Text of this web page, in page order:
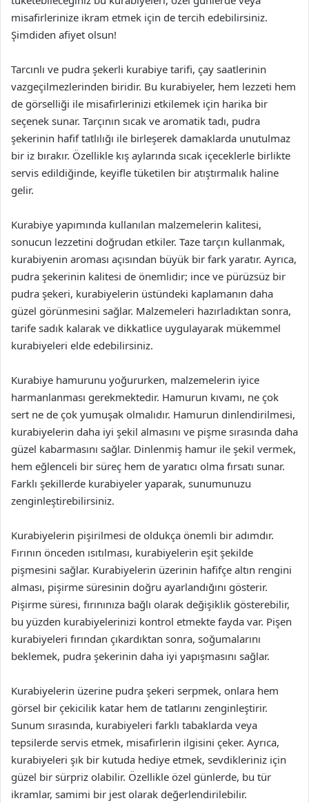
misafirlerinize ikram etmek için de tercih edebilirsiniz.
Şimdiden afiyet olsun!
Tarcınlı ve pudra şekerli kurabiye tarifi, çay saatlerinin
vazgeçilmezlerinden biridir. Bu kurabiyeler, hem lezzeti hem
de görselliği ile misafirlerinizi etkilemek için harika bir
seçenek sunar. Tarçının sıcak ve aromatik tadı, pudra
şekerinin hafif tatlılığı ile birleşerek damaklarda unutulmaz
bir iz bırakır. Özellikle kış aylarında sıcak içeceklerle birlikte
servis edildiğinde, keyifle tüketilen bir atıştırmalık haline
gelir.
Kurabiye yapımında kullanılan malzemelerin kalitesi,
sonucun lezzetini doğrudan etkiler. Taze tarçın kullanmak,
kurabiyenin aroması açısından büyük bir fark yaratır. Ayrıca,
pudra şekerinin kalitesi de önemlidir; ince ve pürüzsüz bir
pudra şekeri, kurabiyelerin üstündeki kaplamanın daha
güzel görünmesini sağlar. Malzemeleri hazırladıktan sonra,
tarife sadık kalarak ve dikkatlice uygulayarak mükemmel
kurabiyeleri elde edebilirsiniz.
Kurabiye hamurunu yoğururken, malzemelerin iyice
harmanlanması gerekmektedir. Hamurun kıvamı, ne çok
sert ne de çok yumuşak olmalıdır. Hamurun dinlendirilmesi,
kurabiyelerin daha iyi şekil almasını ve pişme sırasında daha
güzel kabarmasını sağlar. Dinlenmiş hamur ile şekil vermek,
hem eğlenceli bir süreç hem de yaratıcı olma fırsatı sunar.
Farklı şekillerde kurabiyeler yaparak, sunumunuzu
zenginleştirebilirsiniz.
Kurabiyelerin pişirilmesi de oldukça önemli bir adımdır.
Fırının önceden ısıtılması, kurabiyelerin eşit şekilde
pişmesini sağlar. Kurabiyelerin üzerinin hafifçe altın rengini
alması, pişirme süresinin doğru ayarlandığını gösterir.
Pişirme süresi, fırınınıza bağlı olarak değişiklik gösterebilir,
bu yüzden kurabiyelerinizi kontrol etmekte fayda var. Pişen
kurabiyeleri fırından çıkardıktan sonra, soğumalarını
beklemek, pudra şekerinin daha iyi yapışmasını sağlar.
Kurabiyelerin üzerine pudra şekeri serpmek, onlara hem
görsel bir çekicilik katar hem de tatlarını zenginleştirir.
Sunum sırasında, kurabiyeleri farklı tabaklarda veya
tepsilerde servis etmek, misafirlerin ilgisini çeker. Ayrıca,
kurabiyeleri şık bir kutuda hediye etmek, sevdikleriniz için
güzel bir sürpriz olabilir. Özellikle özel günlerde, bu tür
ikramlar, samimi bir jest olarak değerlendirilebilir.